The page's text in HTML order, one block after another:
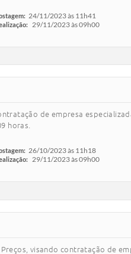
24/11/2023 às 11h41
29/11/2023 às 09h00
de empresa especializada
horas.
26/10/2023 às 11h18
29/11/2023 às 09h00
visando contratação de